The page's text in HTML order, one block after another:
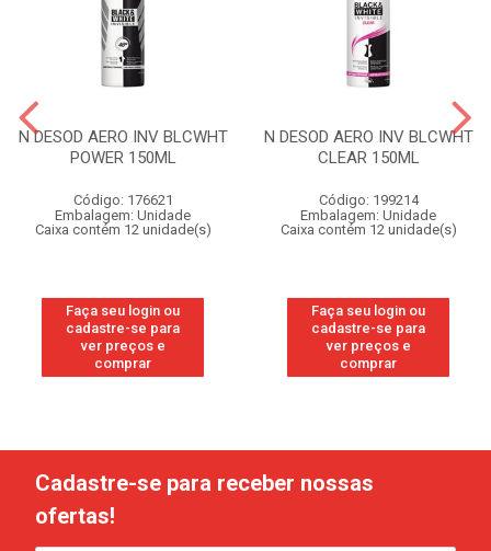
N DESOD AERO INV BLCWHT
POWER 150ML
Código: 176621
Embalagem: Unidade
Caixa contém 12 unidade(s)
Faça seu login ou
cadastre-se para
ver preços e
comprar
N DESOD AERO INV BLCWHT
CLEAR 150ML
Código: 199214
Embalagem: Unidade
Caixa contém 12 unidade(s)
Faça seu login ou
cadastre-se para
ver preços e
comprar
Cadastre-se para receber nossas
ofertas!